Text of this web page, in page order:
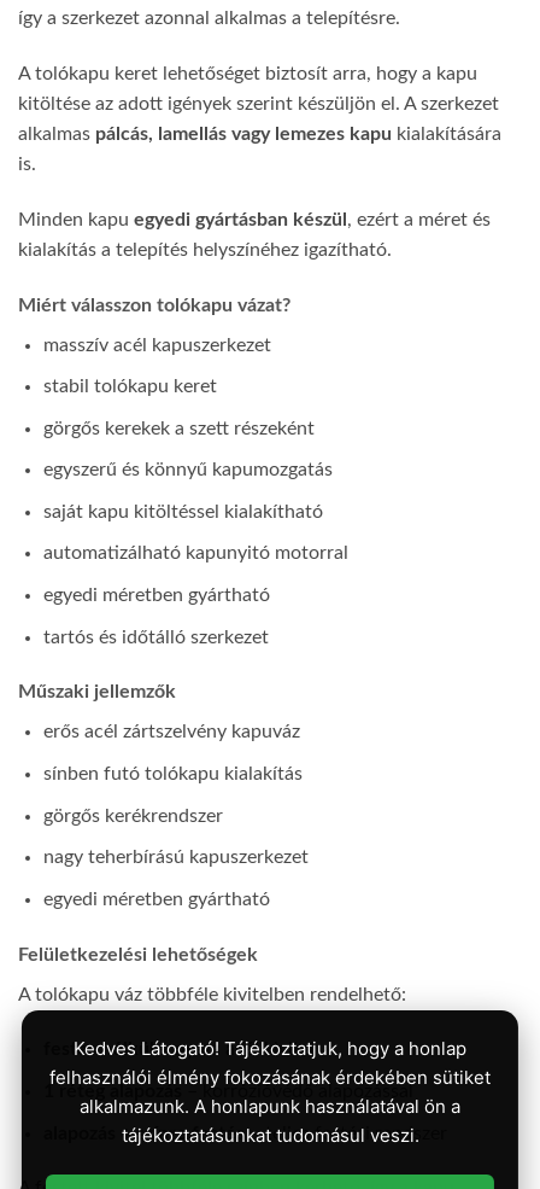
így a szerkezet azonnal alkalmas a telepítésre.
A tolókapu keret lehetőséget biztosít arra, hogy a kapu
kitöltése az adott igények szerint készüljön el. A szerkezet
alkalmas pálcás, lamellás vagy lemezes kapu kialakítására
is.
Minden kapu egyedi gyártásban készül , ezért a méret és
kialakítás a telepítés helyszínéhez igazítható.
Miért válasszon tolókapu vázat?
masszív acél kapuszerkezet
stabil tolókapu keret
görgős kerekek a szett részeként
egyszerű és könnyű kapumozgatás
saját kapu kitöltéssel kialakítható
automatizálható kapunyitó motorral
egyedi méretben gyártható
tartós és időtálló szerkezet
Műszaki jellemzők
erős acél zártszelvény kapuváz
sínben futó tolókapu kialakítás
görgős kerékrendszer
nagy teherbírású kapuszerkezet
egyedi méretben gyártható
Felületkezelési lehetőségek
A tolókapu váz többféle kivitelben rendelhető:
festés nélkül– nyers acél kivitel
1 réteg alapozás – korrózióvédő alapozással
alapozás + színre festés– teljes festési rendszer
Kedves Látogató! Tájékoztatjuk, hogy a honlap
felhasználói élmény fokozásának érdekében sütiket
alkalmazunk. A honlapunk használatával ön a
tájékoztatásunkat tudomásul veszi.